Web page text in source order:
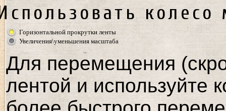
Горизонтальной прокрутки ленты
Увеличения\уменьшения масштаба
Для перемещения
лентой и используйте